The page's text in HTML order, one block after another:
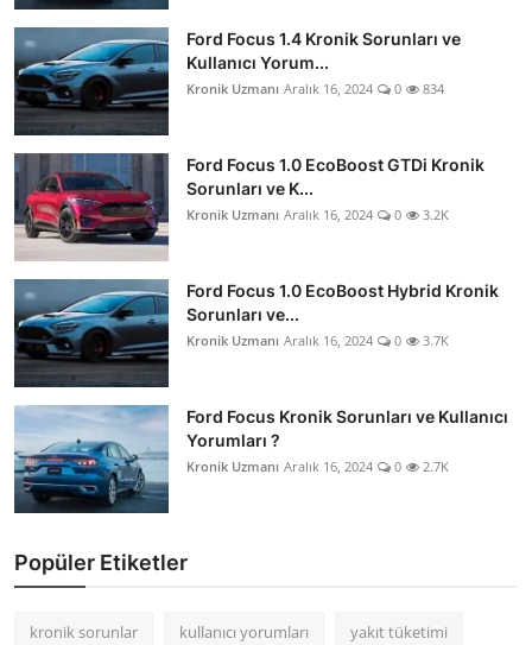
Ford Focus 1.4 Kronik Sorunları ve
Kullanıcı Yorum...
Kronik Uzmanı Aralık 16, 2024 0 834
Ford Focus 1.0 EcoBoost GTDi Kronik
Sorunları ve K...
Kronik Uzmanı Aralık 16, 2024 0 3.2K
Ford Focus 1.0 EcoBoost Hybrid Kronik
Sorunları ve...
Kronik Uzmanı Aralık 16, 2024 0 3.7K
Ford Focus Kronik Sorunları ve Kullanıcı
Yorumları ?
Kronik Uzmanı Aralık 16, 2024 0 2.7K
Popüler Etiketler
kronik sorunlar kullanıcı yorumları yakıt tüketimi